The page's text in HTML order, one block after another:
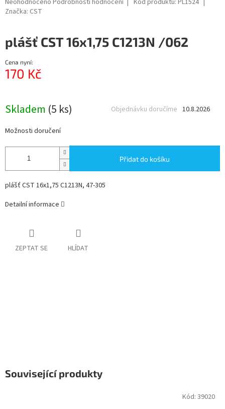
hodnocení
0,0
z
5
hvězdiček.
Neohodnoceno Podrobnosti hodnocení Kód produktu: PL1524
Značka: CST
plášť CST 16x1,75 C1213N /062
Cena nyní:
170 Kč
Skladem (5 ks) 10.8.2026
Objednávku doručíme
Možnosti doručení
Přidat do košíku
plášť CST 16x1,75 C1213N, 47-305
Detailní informace
ZEPTAT SE HLÍDAT
Související produkty
Kód: 39020